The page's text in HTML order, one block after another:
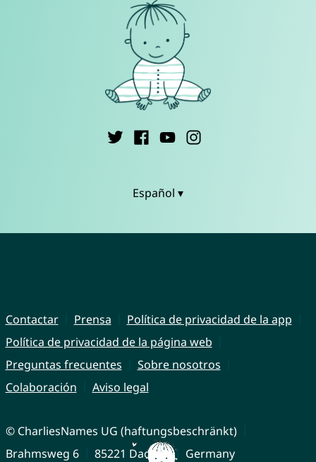
Español ▾
Contactar Prensa
Política de privacidad de la app
Política de privacidad de la página web
Preguntas frecuentes
Sobre nosotros
Colaboración
Aviso legal
© CharliesNames UG (haftungsbeschränkt)
Brahmsweg 6
85221 Dachau Germany